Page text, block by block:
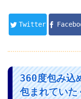
Twitter
360度包み込
包まれてい